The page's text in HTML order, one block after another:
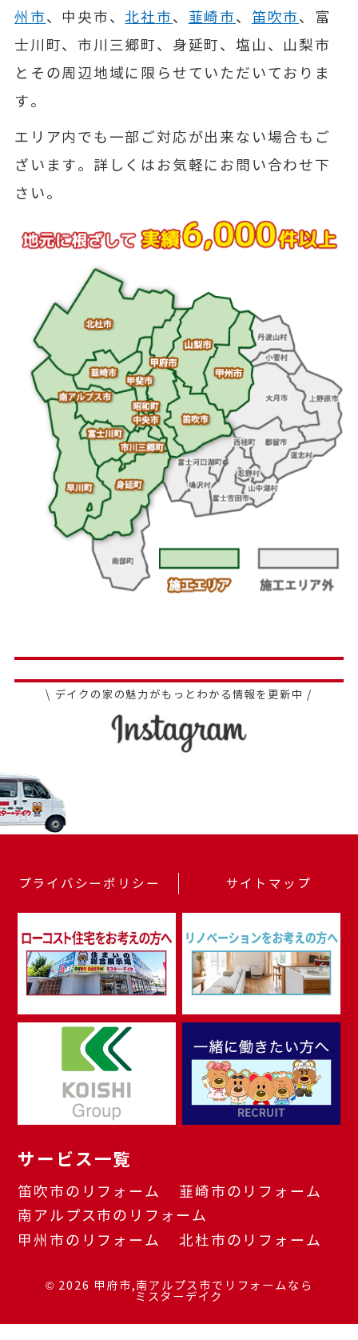
州市、中央市、北社市、 韮崎市、 笛吹市、富
士川町、市川三郷町、身延町、塩山、山梨市
とその周辺地域に限らせていただいておりま
す。
エリア内でも一部ご対応が出来ない場合もご
ざいます。詳しくはお気軽にお問い合わせ下
さい。
\ デイクの家の魅力がもっとわかる情報を更新中 /
プライバシーポリシー サイトマップ
サービス一覧
笛吹市のリフォーム
韮崎市のリフォーム
南アルプス市のリフォーム
甲州市のリフォーム
北杜市のリフォーム
© 2026 甲府市,南アルプス市でリフォームなら
ミスターデイク